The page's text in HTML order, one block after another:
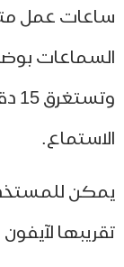
عمل
للمستخدم
لآيفون